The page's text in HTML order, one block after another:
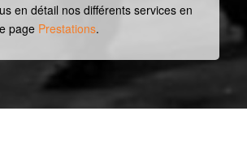
en détail nos différents services en
page Prestations.